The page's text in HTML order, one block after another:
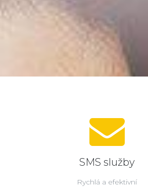
SMS služby
Rychlá a efektivní